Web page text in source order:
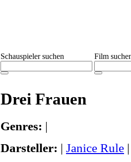
Schauspieler suchen Film
Drei Frauen
Genres: |
Darsteller: | Janice Rule